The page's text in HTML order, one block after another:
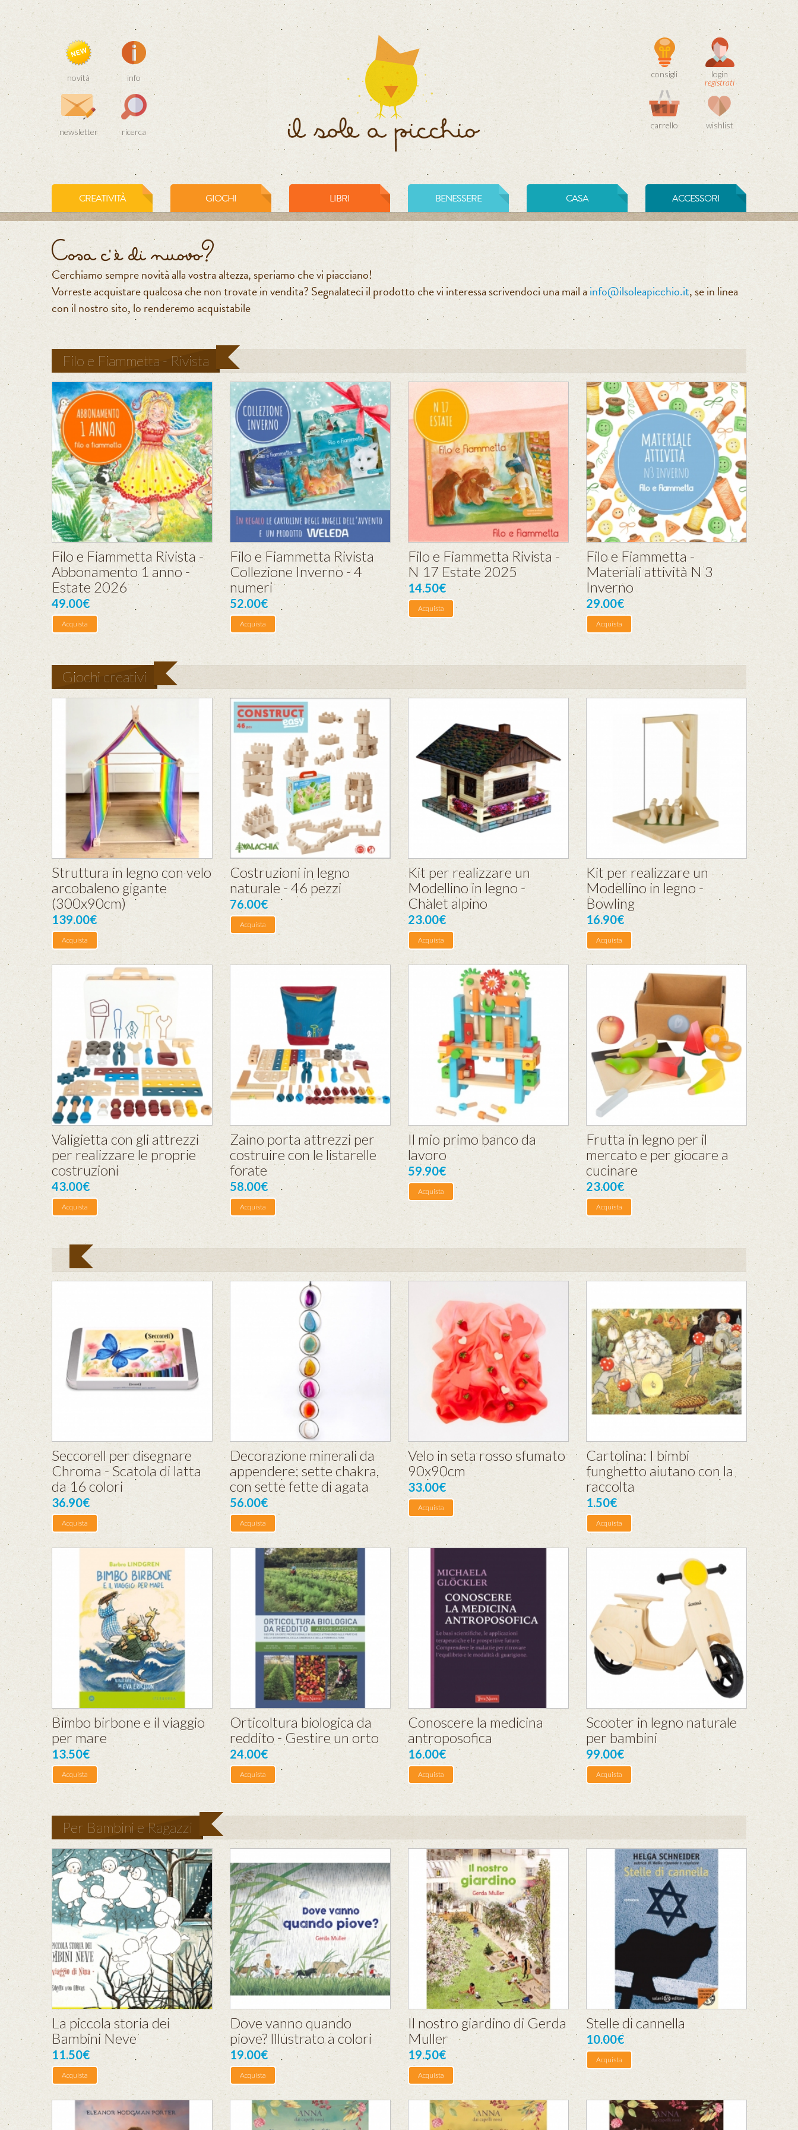
novità info
newsletter ricerca
consigli
login
registrati
carrello wishlist
CREATIVITÀ GIOCHI LIBRI BENESSERE CASA ACCESSORI
Cosa c' è di nuovo?
Cerchiamo sempre novità alla vostra altezza, speriamo che vi piacciano!
Vorreste acquistare qualcosa che non trovate in vendita? Segnalateci il prodotto che vi interessa scrivendoci una mail a info@ilsoleapicchio.it, se in linea
con il nostro sito, lo renderemo acquistabile
Filo e Fiammetta - Rivista
Filo e Fiammetta Rivista -
Abbonamento 1 anno -
Estate 2026
49.00€
Acquista
Filo e Fiammetta Rivista
Collezione Inverno - 4
numeri
52.00€
Acquista
Filo e Fiammetta Rivista -
N 17 Estate 2025
14.50€
Acquista
Filo e Fiammetta -
Materiali attività N 3
Inverno
29.00€
Acquista
Giochi creativi
Struttura in legno con velo
arcobaleno gigante
(300x90cm)
139.00€
Acquista
Costruzioni in legno
naturale - 46 pezzi
76.00€
Acquista
Kit per realizzare un
Modellino in legno -
Chalet alpino
23.00€
Acquista
Kit per realizzare un
Modellino in legno -
Bowling
16.90€
Acquista
Valigietta con gli attrezzi
per realizzare le proprie
costruzioni
43.00€
Acquista
Zaino porta attrezzi per
costruire con le listarelle
forate
58.00€
Acquista
Il mio primo banco da
lavoro
59.90€
Acquista
Frutta in legno per il
mercato e per giocare a
cucinare
23.00€
Acquista
Seccorell per disegnare
Chroma - Scatola di latta
da 16 colori
36.90€
Acquista
Decorazione minerali da
appendere: sette chakra,
con sette fette di agata
56.00€
Acquista
Velo in seta rosso sfumato
90x90cm
33.00€
Acquista
Cartolina: I bimbi
funghetto aiutano con la
raccolta
1.50€
Acquista
Bimbo birbone e il viaggio
per mare
13.50€
Acquista
Orticoltura biologica da
reddito - Gestire un orto
24.00€
Acquista
Conoscere la medicina
antroposofica
16.00€
Acquista
Scooter in legno naturale
per bambini
99.00€
Acquista
Per Bambini e Ragazzi
La piccola storia dei
Bambini Neve
11.50€
Acquista
Dove vanno quando
piove? Illustrato a colori
19.00€
Acquista
Il nostro giardino di Gerda
Muller
19.50€
Acquista
Stelle di cannella
10.00€
Acquista